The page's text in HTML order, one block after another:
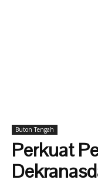
Buton Tengah
Perkuat